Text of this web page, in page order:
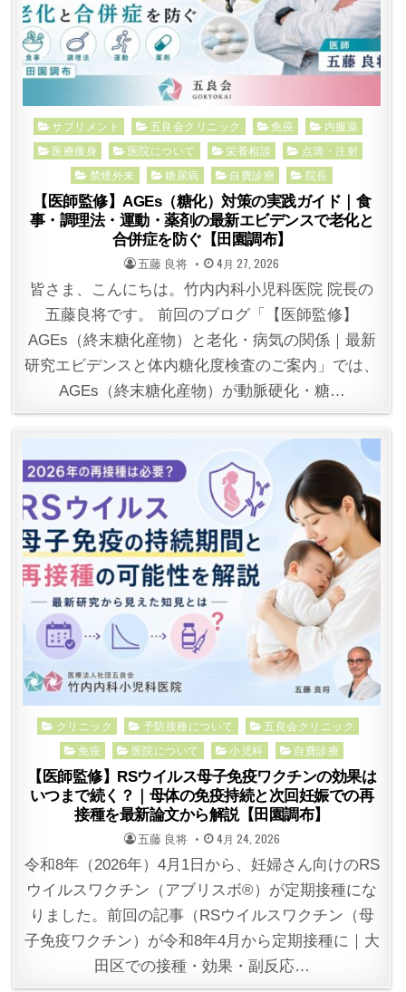
Posted
in
サプリメント 五良会クリニック 免疫
内服薬
医療痩身
医院について 栄養相談
点滴・注射
禁煙外来
糖尿病 自費診療 院長
【医師監修】AGEs（糖化）対策の実践ガイド｜食
事・調理法・運動・薬剤の最新エビデンスで老化と
合併症を防ぐ【田園調布】
POSTED
BY
五藤 良将 POSTED
ON
4月 27, 2026
皆さま、こんにちは。竹内内科小児科医院 院長の
五藤良将です。 前回のブログ「【医師監修】
AGEs（終末糖化産物）と老化・病気の関係｜最新
研究エビデンスと体内糖化度検査のご案内」では、
AGEs（終末糖化産物）が動脈硬化・糖…
Posted
クリニック 予防接種について
五良会クリニック
免疫
医院について 小児科 自費診療
【医師監修】RSウイルス母子免疫ワクチンの効果は
いつまで続く？｜母体の免疫持続と次回妊娠での再
接種を最新論文から解説【田園調布】
POSTED
BY
五藤 良将 POSTED
ON
4月 24, 2026
令和8年（2026年）4月1日から、妊婦さん向けのRS
ウイルスワクチン（アブリスボ®）が定期接種にな
りました。前回の記事（RSウイルスワクチン（母
子免疫ワクチン）が令和8年4月から定期接種に｜大
田区での接種・効果・副反応…